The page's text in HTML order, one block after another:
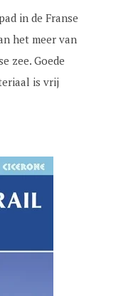
in de Franse
het meer van
zee. Goede
is vrij